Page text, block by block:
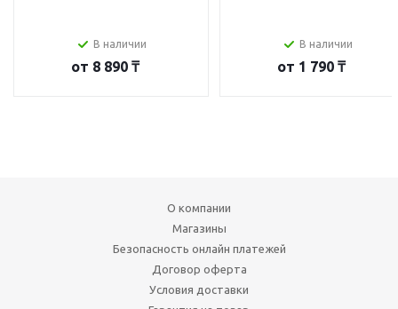
В наличии
от 8 890 ₸
В наличии
от 1 790 ₸
О компании
Магазины
Безопасность онлайн платежей
Договор оферта
Условия доставки